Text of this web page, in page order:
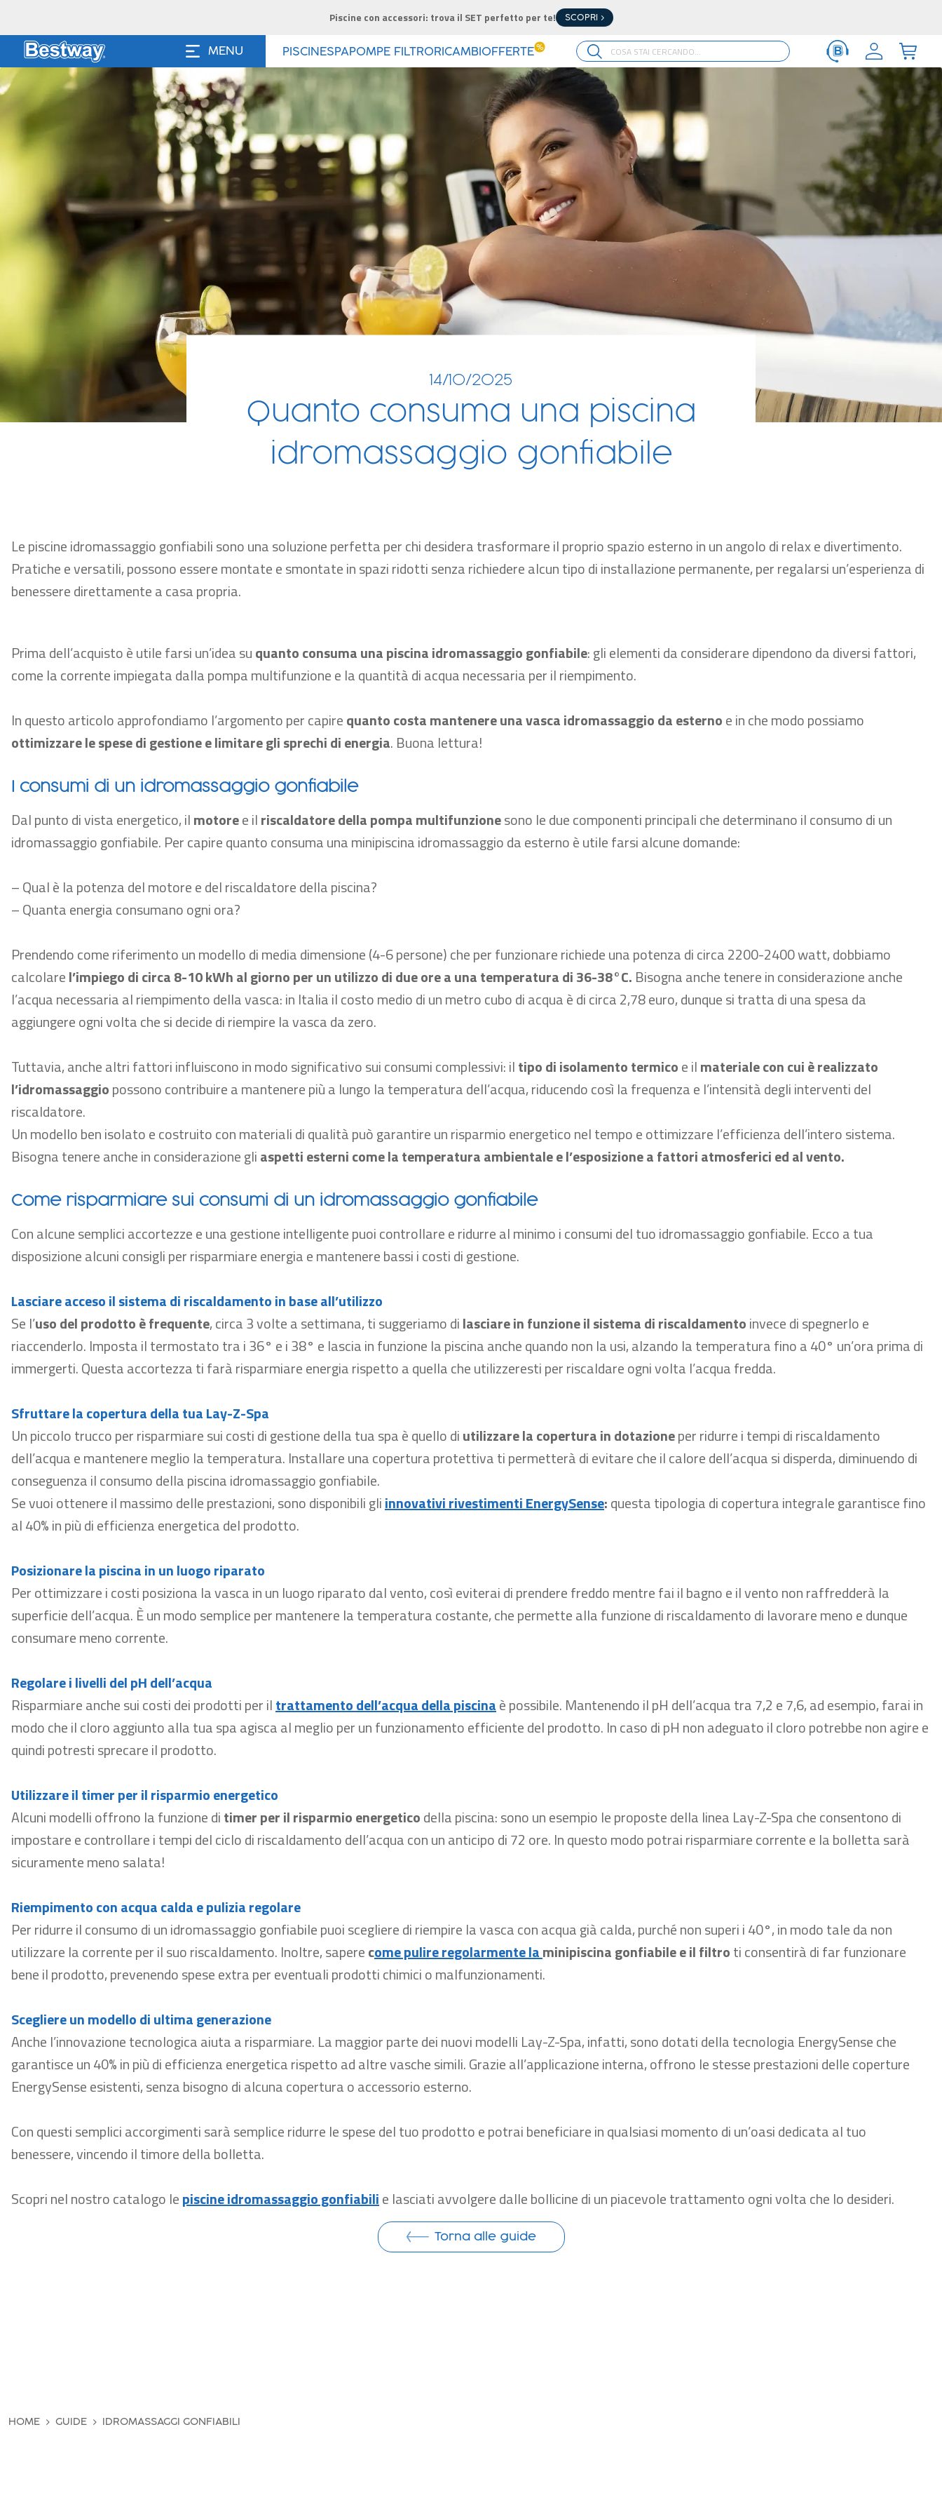
Piscine con accessori: trova il SET perfetto per te! SCOPRI >
MENU PISCINESPAPOMPE FILTRORICAMBI OFFERTE %
14/10/2025
Quanto consuma una piscina
idromassaggio gonfiabile
Le piscine idromassaggio gonfiabili sono una soluzione perfetta per chi desidera trasformare il proprio spazio esterno in un angolo di relax e divertimento.
Pratiche e versatili, possono essere montate e smontate in spazi ridotti senza richiedere alcun tipo di installazione permanente, per regalarsi un’esperienza di
benessere direttamente a casa propria.
Prima dell’acquisto è utile farsi un’idea suquanto consuma una piscina idromassaggio gonfiabile: gli elementi da considerare dipendono da diversi fattori,
come la corrente impiegata dalla pompa multifunzione e la quantità di acqua necessaria per il riempimento.
In questo articolo approfondiamo l’argomento per capirequanto costa mantenere una vasca idromassaggio da esternoe in che modo possiamo
ottimizzare le spese di gestione e limitare gli sprechi di energia. Buona lettura!
I consumi di un idromassaggio gonfiabile
Dal punto di vista energetico, ilmotoree ilriscaldatore della pompa multifunzionesono le due componenti principali che determinano il consumo di un
idromassaggio gonfiabile. Per capire quanto consuma unaminipiscinaidromassaggio da esterno è utile farsi alcune domande:
– Qual è la potenza del motore e del riscaldatore della piscina?
–Quanta energia consumano ogni ora?
Prendendo come riferimento un modello di media dimensione (4-6 persone) che per funzionare richiede una potenza di circa 2200-2400 watt, dobbiamo
calcolarel’impiego di circa 8-10 kWh al giorno per un utilizzo di due ore a una temperatura di 36-38°C. Bisogna anche tenere in considerazione anche
l’acqua necessaria al riempimento della vasca: in Italia il costo medio di un metro cubo di acqua è di circa 2,78euro, dunque si tratta di una spesa da
aggiungere ogni volta che si decide di riempire la vasca da zero.
Tuttavia, anche altri fattori influiscono in modo significativo sui consumi complessivi: iltipo di isolamento termicoe ilmateriale con cui è realizzato
l’idromassaggiopossono contribuire a mantenere più a lungo la temperatura dell’acqua, riducendo così la frequenza e l’intensità degli interventi del
riscaldatore.
Un modello ben isolato e costruito con materiali di qualità può garantire un risparmio energetico nel tempo e ottimizzare l’efficienza dell’intero sistema.
Bisogna tenere anche in considerazione gliaspetti esterni come la temperatura ambientale e l’esposizione a fattori atmosferici ed al vento.
Come risparmiare sui consumi di un idromassaggio gonfiabile
Con alcune semplici accortezze e una gestione intelligente puoi controllare e ridurre al minimo i consumi del tuo idromassaggio gonfiabile. Ecco a tua
disposizione alcuni consigli per risparmiare energia e mantenere bassi i costi di gestione.
Lasciare acceso il sistema di riscaldamento in base all’utilizzo
Se l’uso del prodotto è frequente, circa3volte a settimana, ti suggeriamo dilasciare in funzione il sistema di riscaldamentoinvece di spegnerlo e
riaccenderlo. Imposta il termostato tra i 36° e i 38° e lascia in funzione la piscina anche quando non la usi, alzando la temperatura fino a 40° un’ora prima di
immergerti. Questa accortezza ti farà risparmiare energia rispetto a quella che utilizzeresti per riscaldare ogni volta l’acqua fredda.
Sfruttare la copertura della tuaLay-Z-Spa
Un piccolo trucco per risparmiare sui costi di gestione della tua spa è quello diutilizzare la copertura in dotazioneper ridurre i tempi di riscaldamento
dell’acqua e mantenere meglio la temperatura. Installare una copertura protettiva ti permetterà di evitare che il calore dell’acqua si disperda, diminuendo di
conseguenza il consumo della piscina idromassaggio gonfiabile.
Se vuoi ottenere il massimo delle prestazioni, sono disponibili gliinnovativi rivestimenti EnergySense:questa tipologia di copertura integrale garantisce fino
al 40% in più di efficienza energetica del prodotto.
Posizionare la piscina in un luogo riparato
Per ottimizzare i costi posiziona la vasca in un luogo riparato dal vento, così eviterai di prendere freddo mentre fai il bagno e il vento non raffredderà la
superficie dell’acqua. È un modo semplice per mantenere la temperatura costante, che permette alla funzione di riscaldamento di lavorare meno e dunque
consumare meno corrente.
Regolare i livelli del pH dell’acqua
Risparmiare anche sui costi dei prodotti per iltrattamento dell’acqua della piscinaè possibile. Mantenendo il pH dell’acqua tra 7,2 e 7,6, ad esempio, farai in
modo che il cloro aggiunto alla tua spa agisca al meglio per un funzionamento efficiente del prodotto. In caso di pH non adeguato il cloro potrebbe non agire e
quindi potresti sprecare il prodotto.
Utilizzare il timer per il risparmio energetico
Alcuni modelli offrono la funzione ditimer per il risparmio energeticodella piscina: sono un esempio le proposte della linea Lay-Z-Spa che consentono di
impostare e controllare i tempi del ciclo di riscaldamento dell’acqua con un anticipo di 72 ore. In questo modo potrai risparmiare corrente e la bolletta sarà
sicuramente meno salata!
Riempimento con acquacaldae pulizia regolare
Per ridurre il consumo di un idromassaggio gonfiabile puoi scegliere di riempire la vasca con acqua già calda, purché non superi i 40°, in modo tale da non
utilizzare la corrente per il suo riscaldamento. Inoltre, saperecome pulire regolarmente laminipiscinagonfiabile e il filtroti consentirà di far funzionare
bene il prodotto, prevenendo spese extra per eventuali prodotti chimici o malfunzionamenti.
Scegliere un modello di ultima generazione
Anche l’innovazione tecnologicaaiuta a risparmiare. La maggior parte deinuovi modelli Lay-Z-Spa, infatti, sonodotati della tecnologia EnergySenseche
garantisce un 40% in più di efficienza energetica rispetto ad altre vasche simili.Grazie all’applicazione interna,offrono le stesse prestazioni delle coperture
EnergySense esistenti, senza bisogno di alcuna copertura o accessorio esterno.
Con questi semplici accorgimenti sarà semplice ridurre le spese del tuo prodotto e potrai beneficiare in qualsiasi momento di un’oasi dedicata al tuo
benessere, vincendo il timore della bolletta.
Scopri nel nostro catalogo lepiscine idromassaggio gonfiabilie lasciati avvolgere dalle bollicine di un piacevole trattamento ogni volta che lo desideri.
Torna alle guide
HOME GUIDE IDROMASSAGGI GONFIABILI